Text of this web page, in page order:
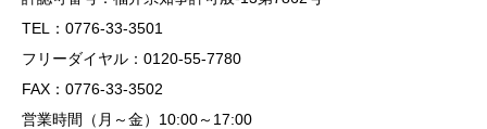
TEL：0776-33-3501
フリーダイヤル：0120-55-7780
FAX：0776-33-3502
営業時間（月～金）10:00～17:00